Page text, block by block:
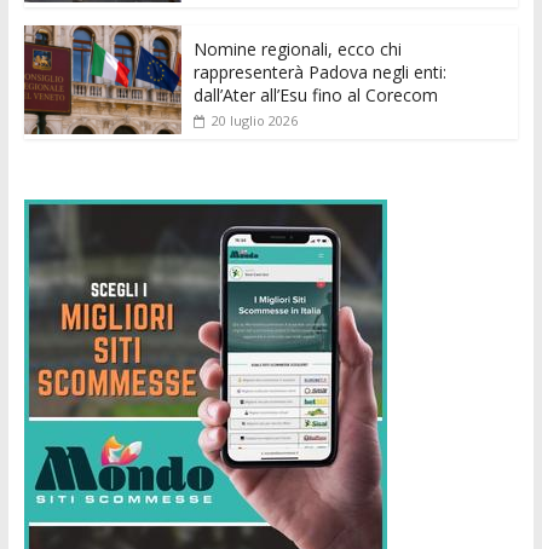
Nomine regionali, ecco chi
rappresenterà Padova negli enti:
dall’Ater all’Esu fino al Corecom
20 luglio 2026